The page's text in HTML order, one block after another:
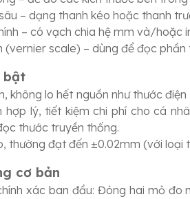
– dạng thanh kéo hoặc thanh
– có vạch chia hệ mm và/hoặc
(vernier scale) – dùng để đọc
bật
không lo hết nguồn như thước
hợp lý, tiết kiệm chi phí cho cá
thước truyền thống.
thường đạt đến ±0.02mm (với loại
cơ bản
xác ban đầu: Đóng hai mỏ đo